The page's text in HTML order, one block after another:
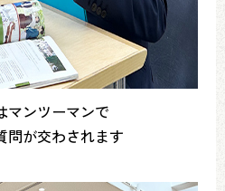
マンツーマンで
問が交わされます